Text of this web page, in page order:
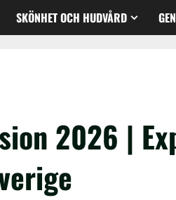
SKÖNHET OCH HUDVÅRD
2026 |